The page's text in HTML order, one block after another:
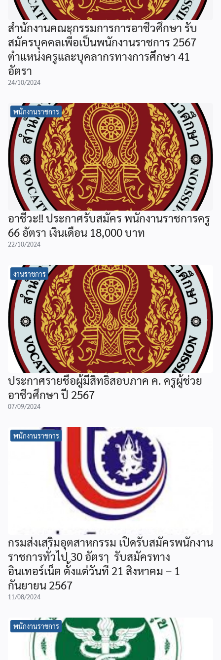
สำนักงานคณะกรรมการการอาชีวศึกษา รับ
สมัครบุคคลเพื่อเป็นพนักงานราชการ 2567
ตำแหน่งครูและบุคลากรทางการศึกษา 41
อัตรา
24/10/2024
พนักงานราชการ
อาชีวะ!! ประกาศรับสมัคร พนักงานราชการครู
66 อัตรา เงินเดือน 18,000 บาท
22/10/2024
งานราชการ
ประกาศรายชื่อผู้มีสิทธิ์สอบภาค ค. ครูผู้ช่วย
อาชีวศึกษา ปี 2567
07/09/2024
พนักงานราชการ
กรมส่งเสริมอุตสาหกรรม เปิดรับสมัครพนักงาน
ราชการทั่วไป 30 อัตรา รับสมัครทาง
อินเทอร์เน็ต ตั้งแต่วันที่ 21 สิงหาคม – 1
กันยายน 2567
11/08/2024
พนักงานราชการ